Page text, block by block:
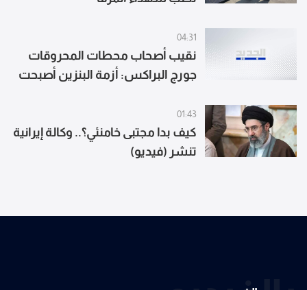
04:31
نقيب أصحاب محطات المحروقات
جورج البراكس: أزمة البنزين أصبحت
الشواطىء اللبنانية ستبدأ بتفريغ
حمولاتها
01:43
كيف بدا مجتبى خامنئي؟.. وكالة إيرانية
تنشر (فيديو)